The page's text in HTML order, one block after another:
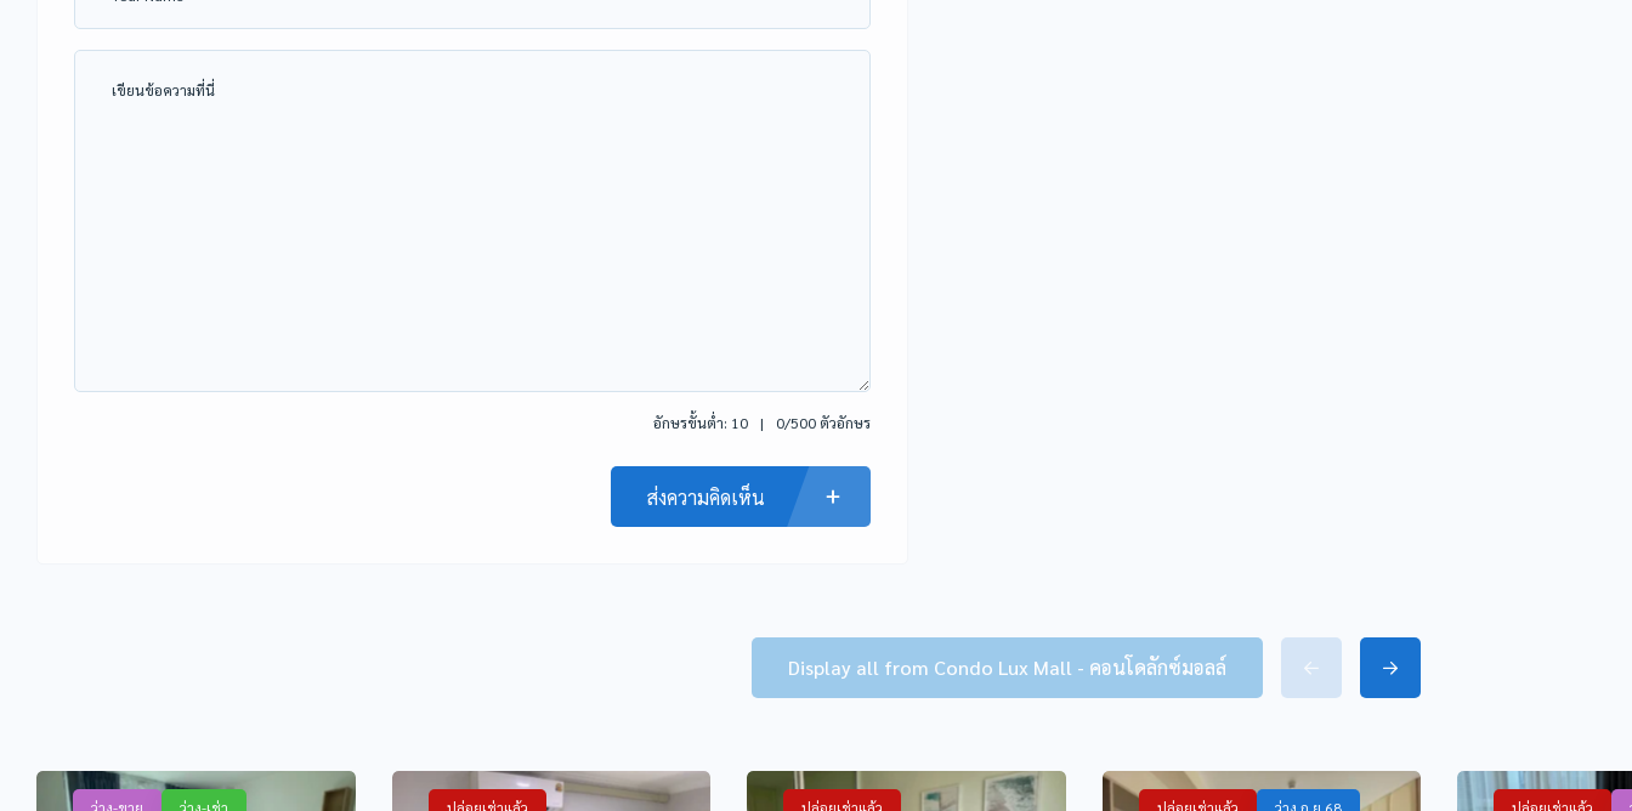
อักษรขั้นต่ำ: 10 0/500 ตัวอักษร
ส่งความคิดเห็น
Display all from Condo Lux Mall - คอนโดลักซ์มอลล์